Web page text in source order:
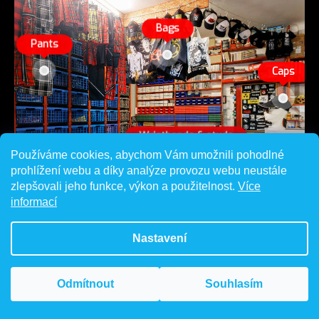
Používáme cookies, abychom Vám umožnili pohodlné
prohlížení webu a díky analýze provozu webu neustále
zlepšovali jeho funkce, výkon a použitelnost. Více
informací
Nastavení
Odmítnout Souhlasím